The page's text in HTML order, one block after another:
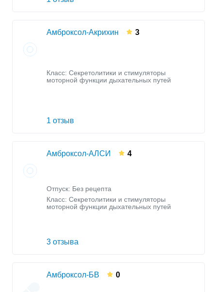
Амброксол-Акрихин 3
Класс: Секретолитики и стимуляторы
моторной функции дыхательных путей
1 отзыв
Амброксол-АЛСИ 4
Отпуск: Без рецепта
Класс: Секретолитики и стимуляторы
моторной функции дыхательных путей
3 отзыва
Амброксол-БВ 0